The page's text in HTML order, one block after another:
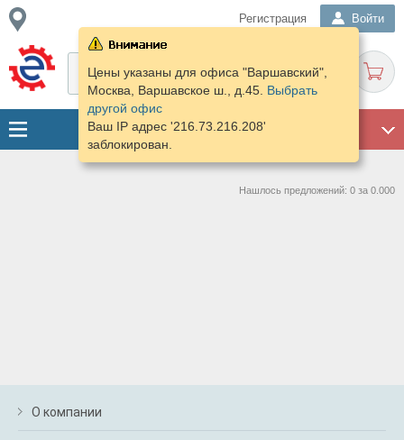
Регистрация Войти
Цены указаны для офиса "Варшавский",
Москва, Варшавское ш., д.45. Выбрать
другой офис
Ваш IP адрес '216.73.216.208'
заблокирован.
Нашлось предложений: 0 за 0.000
О компании